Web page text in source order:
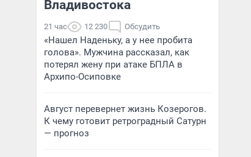
Владивостока
21 час 12 230 Обсудить
«Нашел Наденьку, а у нее пробита
голова». Мужчина рассказал, как
потерял жену при атаке БПЛА в
Архипо-Осиповке
Август перевернет жизнь Козерогов.
К чему готовит ретроградный Сатурн
— прогноз